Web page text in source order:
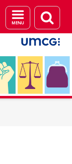
Menu
en
zoeken